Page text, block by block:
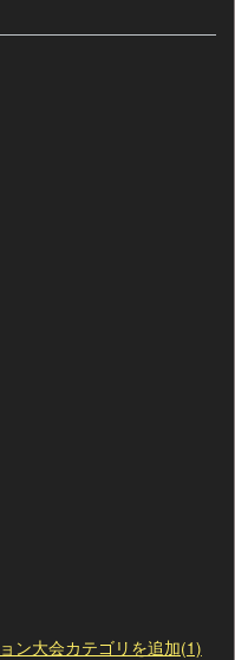
ン大会カテゴリを追加(1)